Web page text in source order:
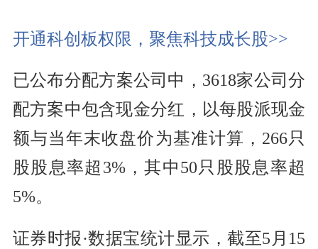
开通科创板权限，聚焦科技成长股>>
已公布分配方案公司中，3618家公司分
配方案中包含现金分红，以每股派现金
额与当年末收盘价为基准计算，266只
股股息率超3%，其中50只股股息率超
5%。
证券时报·数据宝统计显示，截至5月15